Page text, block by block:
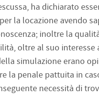
ha dichiarato
la locazione avendo
inoltre la
oltre al suo
simulazione erano
la penale pattuita in
necessità di